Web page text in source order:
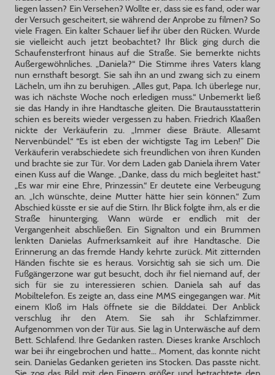
liegen lassen? Ein Versehen? Wollte er, dass sie es fand, oder war
der Versuch gescheitert, sie während der Anprobe zu filmen? So
viele Fragen. Ein kalter Schauer lief ihr über den Rücken. Wurde
sie vielleicht auch jetzt beobachtet? Ihr Blick ging durch die
Schaufensterfront hinaus auf die Straße. Sie bemerkte nichts
Außergewöhnliches. „Daniela?“ Die Stimme ihres Vaters klang
nun ernsthaft besorgt. Sie sah ihn an und zwang sich zu einem
Lächeln, um ihn zu beruhigen. „Alles gut, Papa. Ich überlege nur,
was ich nächste Woche noch erledigen muss.“ Unbemerkt ließ
sie das Handy in ihre Handtasche gleiten. Die Brautausstatterin
schien es bereits wieder vergessen zu haben. Friedrich Klaaßen
nickte der Verkäuferin zu. „Immer diese Bräute. Allesamt
Nervenbündel.“ “Es ist eben der wichtigste Tag im Leben!” Die
Verkäuferin verabschiedete sich freundlichen von ihren Kunden
und brachte sie zur Tür. Vor dem Laden gab Daniela ihrem Vater
einen Kuss auf die Wange. „Danke, dass du mich begleitet hast.“
„Es war mir eine Ehre, Prinzessin.“ Er deutete eine Verbeugung
an. „Ich wünschte, deine Mutter hätte hier sein können.“ Zum
Abschied küsste er sie auf die Stirn. Ihr Blick folgte ihm, als er die
Straße hinunterging. Wann würde er endlich mit der
Vergangenheit abschließen. Ein Signalton und ein Brummen
lenkten Danielas Aufmerksamkeit auf ihre Handtasche. Die
Erinnerung an das fremde Handy kehrte zurück. Mit zitternden
Händen fischte sie es heraus. Vorsichtig sah sie sich um. Die
Fußgängerzone war gut besucht, doch ihr fiel niemand auf, der
sich für sie zu interessieren schien. Daniela sah auf das
Mobiltelefon. Es zeigte an, dass eine MMS eingegangen war. Mit
einem Kloß im Hals öffnete sie die Bilddatei. Der Anblick
verschlug ihr den Atem. Sie sah ihr Schlafzimmer.
Aufgenommen von der Tür aus. Sie lag in Unterwäsche auf dem
Bett. Schlafend. Ihre Gedanken rasten. Dieses kranke Arschloch
war bei ihr eingebrochen und hatte… Moment, das konnte nicht
sein. Danielas Gedanken gerieten ins Stocken. Das passte nicht.